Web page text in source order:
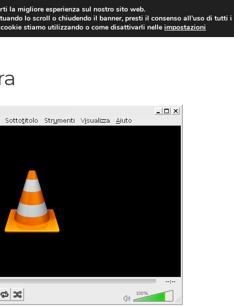
TUTORIAL WORDPRESS INSPIRATION
la migliore esperienza sul nostro sito web.
lo scroll o chiudendo il banner, presti il consenso all’uso di tutti
stiamo utilizzando o come disattivarli nelleimpostazioni